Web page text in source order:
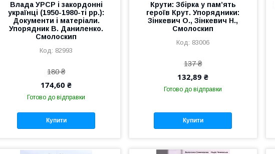
Влада УРСР і закордонні
українці (1950-1980-ті рр.):
Документи і матеріали.
Упорядник В. Даниленко.
Смолоскип
82993
180 ₴
174,60 ₴
Готово до відправки
Купити
Крути: Збірка у пам’ять
героїв Крут. Упорядники:
Зінкевич О., Зінкевич Н.,
Смолоскип
83006
137 ₴
132,89 ₴
Готово до відправки
Купити